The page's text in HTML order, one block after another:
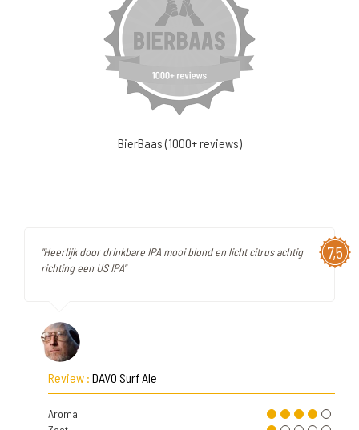
BierBaas (1000+ reviews)
7,5
"Heerlijk door drinkbare IPA mooi blond en licht citrus achtig
richting een US IPA"
Review : DAVO Surf Ale
Aroma